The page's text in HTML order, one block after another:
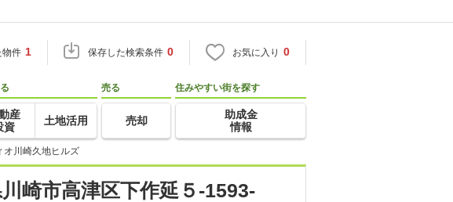
物件 1 保存した検索条件 0 お気に入り 0
産
資
土地活用
売る
売却
住みやすい街を探す
助成金
情報
オ川崎久地ヒルズ
崎市高津区下作延５-1593-